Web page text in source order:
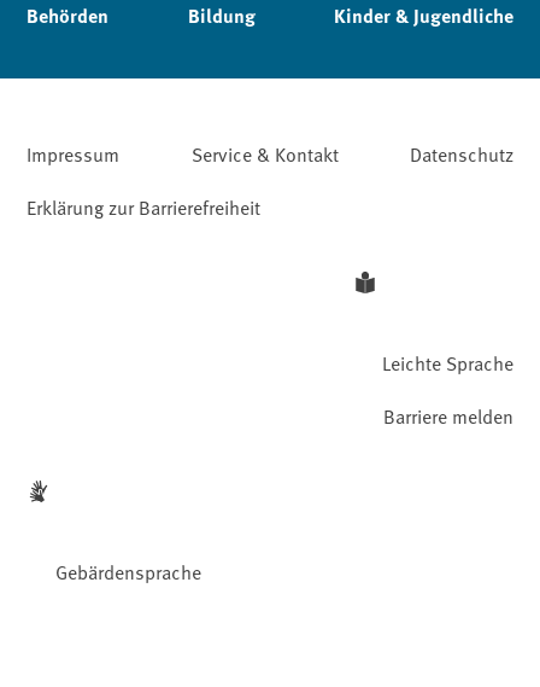
Behörden Bildung Kinder & Jugendliche
Impressum Service & Kontakt
Datenschutz
Erklärung zur Barrierefreiheit
Leichte Sprache
Gebärdensprache
Barriere melden